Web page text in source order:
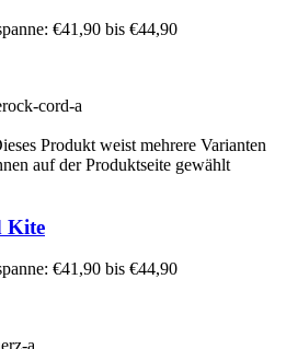
€41,90 bis €44,90
Produkt weist mehrere Varianten
auf der Produktseite gewählt
Kite
€41,90 bis €44,90